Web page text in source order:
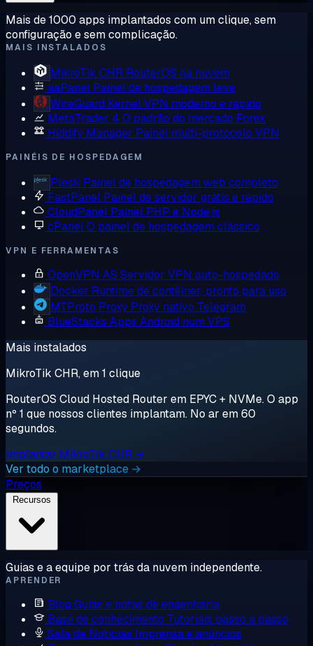
Mais de 1000 apps implantados com um clique, sem
configuração e sem complicação.
MAIS INSTALADOS
MikroTik CHR RouterOS na nuvem
aaPanel Painel de hospedagem leve
WireGuard Kernel VPN moderno e rápido
MetaTrader 4 O padrão do mercado Forex
Hiddify Manager Painel multi-protocolo VPN
PAINÉIS DE HOSPEDAGEM
Plesk Painel de hospedagem web completo
FastPanel Painel de servidor grátis e rápido
CloudPanel Painel PHP e Node.js
cPanelO painel de hospedagem clássico
VPN E FERRAMENTAS
OpenVPN AS Servidor VPN auto-hospedado
Docker Runtime de contêiner, pronto para uso
MTProto Proxy Proxy nativo Telegram
BlueStacks Apps Android num VPS
Mais instalados
MikroTik CHR, em 1 clique
RouterOS Cloud Hosted Router em EPYC + NVMe. O app
nº 1 que nossos clientes implantam. No ar em 60
segundos.
Implantar MikroTik CHR →
Ver todo o marketplace →
Preços
Guias e a equipe por trás da nuvem independente.
APRENDER
Blog Guias e notas de engenharia
Base de conhecimento Tutoriais passo a passo
Sala de Notícias Imprensa e anúncios